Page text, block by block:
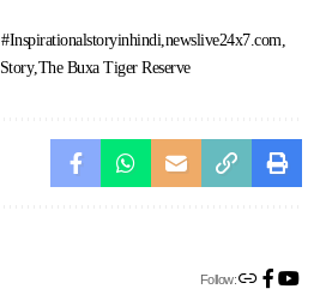
#Inspirationalstoryinhindi newslive24x7.com
Story The Buxa Tiger Reserve
Follow: